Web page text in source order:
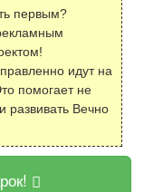
первым?
идут на
помогает не
развивать Вечно